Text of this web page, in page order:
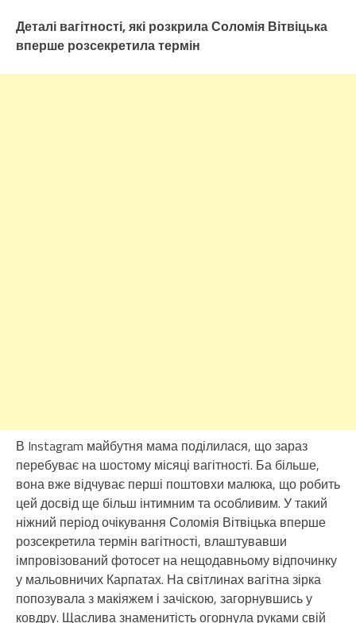
Деталі вагітності, які розкрила Соломія Вітвіцька
вперше розсекретила термін
В Instagram майбутня мама поділилася, що зараз
перебуває на шостому місяці вагітності. Ба більше,
вона вже відчуває перші поштовхи малюка, що робить
цей досвід ще більш інтимним та особливим. У такий
ніжний період очікування Соломія Вітвіцька вперше
розсекретила термін вагітності, влаштувавши
імпровізований фотосет на нещодавньому відпочинку
у мальовничих Карпатах. На світлинах вагітна зірка
попозувала з макіяжем і зачіскою, загорнувшись у
ковдру. Щаслива знаменитість огорнула руками свій